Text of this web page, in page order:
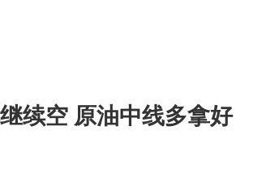
续空 原油中线多拿好